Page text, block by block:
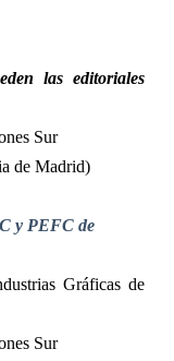
las editoriales
Sur
de Madrid)
y PEFC de
Gráficas de
Sur